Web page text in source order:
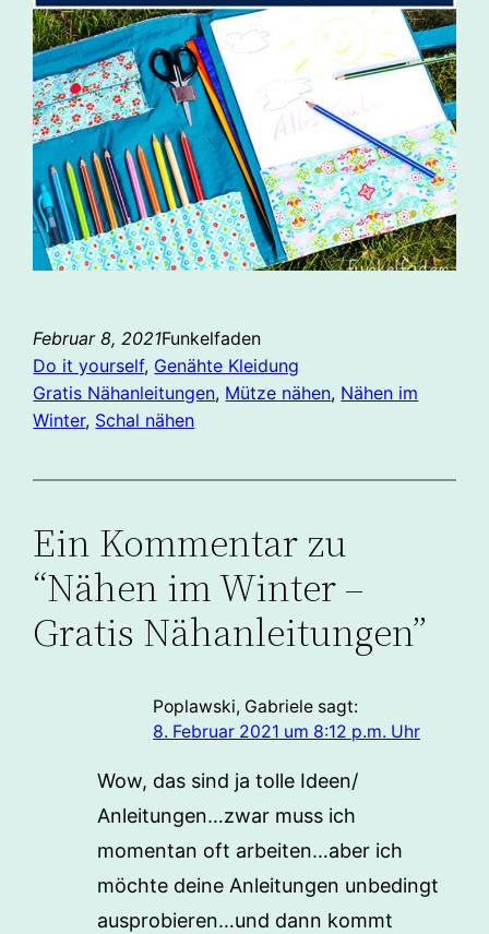
Februar 8, 2021Funkelfaden
Do it yourself, Genähte Kleidung
Gratis Nähanleitungen, Mütze nähen, Nähen im
Winter, Schal nähen
Ein Kommentar zu
“Nähen im Winter –
Gratis Nähanleitungen”
Poplawski, Gabriele sagt:
8. Februar 2021 um 8:12 p.m. Uhr
Wow, das sind ja tolle Ideen/
Anleitungen…zwar muss ich
momentan oft arbeiten…aber ich
möchte deine Anleitungen unbedingt
ausprobieren…und dann kommt